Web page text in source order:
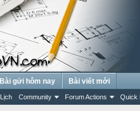
Lịch Community Forum Actions Quick
Bài gửi hôm nay Bài viết mới